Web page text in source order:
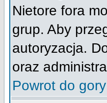
Nietore fora
grup. Aby
autoryzacja.
oraz
Powrot do gory